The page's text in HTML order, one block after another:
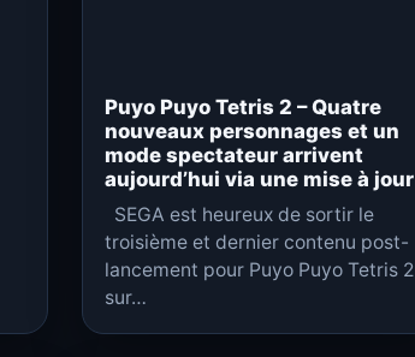
Puyo Puyo Tetris 2 – Quatre
nouveaux personnages et un
mode spectateur arrivent
aujourd’hui via une mise à jour
SEGA est heureux de sortir le
troisième et dernier contenu post-
lancement pour Puyo Puyo Tetris 2
sur…